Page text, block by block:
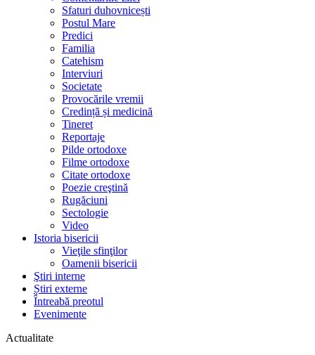
Sfaturi duhovnicești
Postul Mare
Predici
Familia
Catehism
Interviuri
Societate
Provocările vremii
Credință și medicină
Tineret
Reportaje
Pilde ortodoxe
Filme ortodoxe
Citate ortodoxe
Poezie creştină
Rugăciuni
Sectologie
Video
Istoria bisericii
Vieţile sfinţilor
Oamenii bisericii
Ştiri interne
Știri externe
Întreabă preotul
Evenimente
Actualitate